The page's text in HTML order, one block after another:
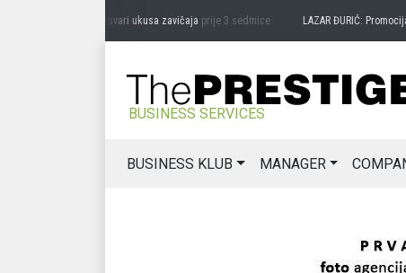
MIĆANOVIĆ: Čuvari ukusa zavičajaprije 3 sedmice LAZAR ĐURIĆ: Promocija
BUSINESS SERVICES
BUSINESS KLUB MANAGER